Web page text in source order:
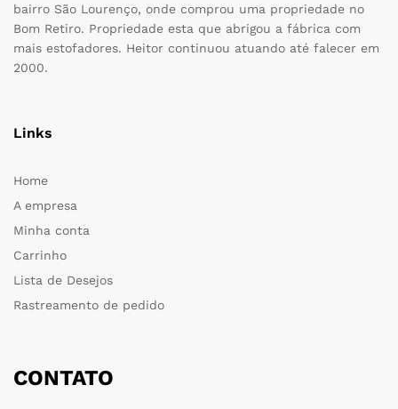
bairro São Lourenço, onde comprou uma propriedade no
Bom Retiro. Propriedade esta que abrigou a fábrica com
mais estofadores. Heitor continuou atuando até falecer em
2000.
Links
Home
A empresa
Minha conta
Carrinho
Lista de Desejos
Rastreamento de pedido
CONTATO